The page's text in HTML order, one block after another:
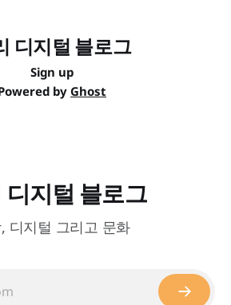
디지털 블로그
Sign up
by Ghost
디지털 블로그
디지털 그리고 문화